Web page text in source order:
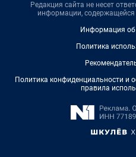
Редакция сайта не несет
информации,
Информация об
Политика
Политика конфиденциальности и
правила